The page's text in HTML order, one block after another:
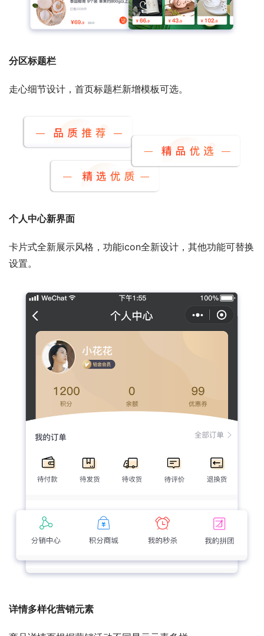
分区标题栏
走心细节设计，首页标题栏新增模板可选。
个人中心新界面
卡片式全新展示风格，功能icon全新设计，其他功能可替换
设置。
详情多样化营销元素